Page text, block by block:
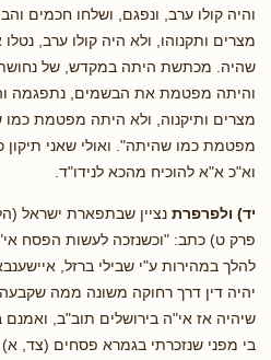
והיה קולו ערב, ונפגם, ושלחו חכמים
מצרים ותקנוהו, ולא היה קולו ערב,
שהיה. מכתשת היתה במקדש, של
והיתה מפטמת את הבשמים, נתפגמה
מצרים ותיקנוה, ולא היתה מפטמת כמו
מפטמת כמו שהיתה". ואולי שאני תיקון
וא"כ א"א להוכיח מהכא לנידו"ד.
יד) ולפרפרת נציין שבתפארת ישראל
פרק ט) כתב: "וכשנזכה לעשות הפסח
להלך במהירות ע"י שבילי ברזל,
יהיה דין דרך רחוקה משונה ממה
שיהיה אז אי"ה בירושלים תוב"ב,
בי מפני שנזכרתי בגמרא פסחים (צד,